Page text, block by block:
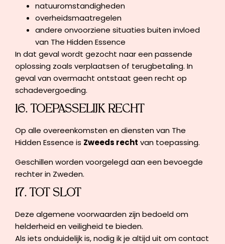
natuuromstandigheden
overheidsmaatregelen
andere onvoorziene situaties buiten invloed
van The Hidden Essence
In dat geval wordt gezocht naar een passende
oplossing zoals verplaatsen of terugbetaling. In
geval van overmacht ontstaat geen recht op
schadevergoeding.
16. TOEPASSELIJK RECHT
Op alle overeenkomsten en diensten van The
Hidden Essence is Zweeds recht van toepassing.
Geschillen worden voorgelegd aan een bevoegde
rechter in Zweden.
17. TOT SLOT
Deze algemene voorwaarden zijn bedoeld om
helderheid en veiligheid te bieden.
Als iets onduidelijk is, nodig ik je altijd uit om contact